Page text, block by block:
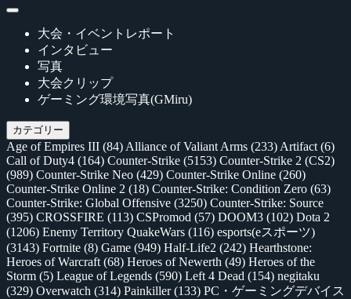
大会・イベントレポート
インタビュー
写真
大会クリップ
ゲーミング環境写真(GMiru)
カテゴリー
Age of Empires III (84) Alliance of Valiant Arms (233) Artifact (6)
Call of Duty4 (164) Counter-Strike (5153) Counter-Strike 2 (CS2)
(989) Counter-Strike Neo (429) Counter-Strike Online (260)
Counter-Strike Online 2 (18) Counter-Strike: Condition Zero (63)
Counter-Strike: Global Offensive (3250) Counter-Strike: Source
(395) CROSSFIRE (113) CSPromod (57) DOOM3 (102) Dota 2
(1206) Enemy Territory QuakeWars (116) esports(eスポーツ)
(3143) Fortnite (8) Game (949) Half-Life2 (242) Hearthstone:
Heroes of Warcraft (68) Heroes of Newerth (49) Heroes of the
Storm (5) League of Legends (590) Left 4 Dead (154) negitaku
(329) Overwatch (314) Painkiller(133) PC・ゲーミングデバイス